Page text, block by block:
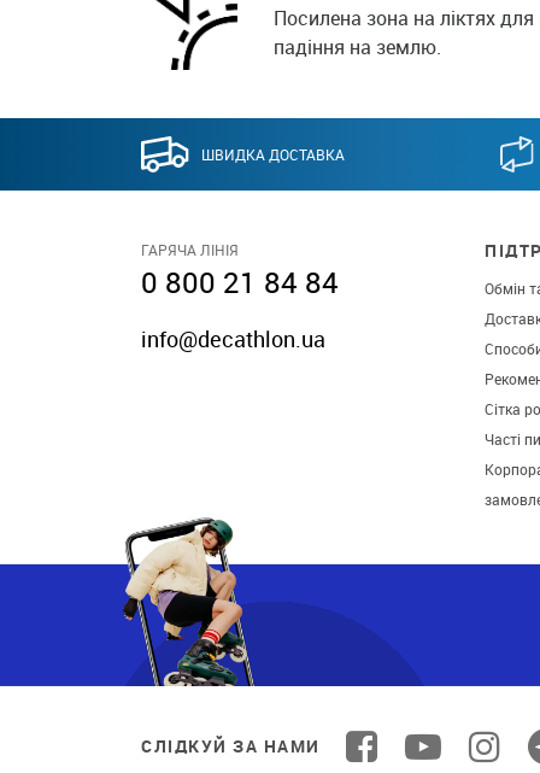
Посилена зона на ліктях для
падіння на землю.
ШВИДКА ДОСТАВКА
ГАРЯЧА ЛІНІЯ
0 800 21 84 84
info@decathlon.ua
Обмін
Сітка
Часті
СЛІДКУЙ ЗА НАМИ